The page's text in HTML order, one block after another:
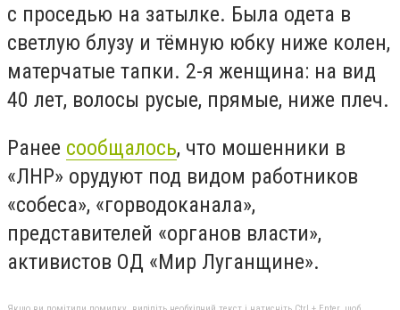
с проседью на затылке. Была одета в
светлую блузу и тёмную юбку ниже колен,
матерчатые тапки. 2-я женщина: на вид
40 лет, волосы русые, прямые, ниже плеч.
Ранее сообщалось, что мошенники в
«ЛНР» орудуют под видом работников
«собеса», «горводоканала»,
представителей «органов власти»,
активистов ОД «Мир Луганщине».